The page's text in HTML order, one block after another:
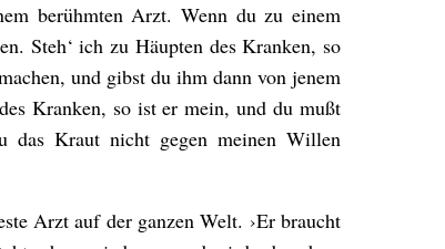
berühmten Arzt. Wenn du zu einem
Steh‘ ich zu Häupten des Kranken, so
und gibst du ihm dann von jenem
Kranken, so ist er mein, und du mußt
das Kraut nicht gegen meinen Willen
Arzt auf der ganzen Welt. ›Er braucht